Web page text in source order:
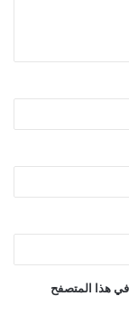
في هذا المتصفح